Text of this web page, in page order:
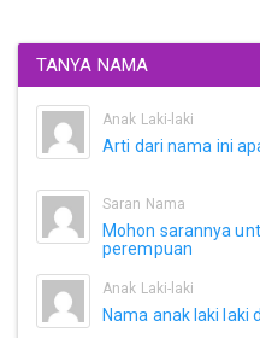
TANYA NAMA
Anak Laki-laki
Arti dari nama ini
Saran Nama
Mohon sarannya
perempuan
Anak Laki-laki
Nama anak laki laki